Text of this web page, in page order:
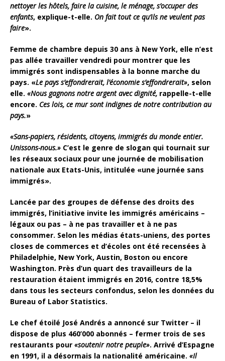
nettoyer les hôtels, faire la cuisine, le ménage, s’occuper des
enfants, explique-t-elle. On fait tout ce qu’ils ne veulent pas
faire».
Femme de chambre depuis 30 ans à New York, elle n’est
pas allée travailler vendredi pour montrer que les
immigrés sont indispensables à la bonne marche du
pays. «Le pays s’effondrerait, l’économie s’effondrerait», selon
elle. «Nous gagnons notre argent avec dignité, rappelle-t-elle
encore. Ces lois, ce mur sont indignes de notre contribution au
pays.»
«Sans-papiers, résidents, citoyens, immigrés du monde entier.
Unissons-nous.» C’est le genre de slogan qui tournait sur
les réseaux sociaux pour une journée de mobilisation
nationale aux Etats-Unis, intitulée «une journée sans
immigrés».
Lancée par des groupes de défense des droits des
immigrés, l’initiative invite les immigrés américains –
légaux ou pas – à ne pas travailler et à ne pas
consommer. Selon les médias états-uniens, des portes
closes de commerces et d’écoles ont été recensées à
Philadelphie, New York, Austin, Boston ou encore
Washington. Près d’un quart des travailleurs de la
restauration étaient immigrés en 2016, contre 18,5%
dans tous les secteurs confondus, selon les données du
Bureau of Labor Statistics.
Le chef étoilé José Andrés a annoncé sur Twitter – il
dispose de plus 460’000 abonnés – fermer trois de ses
restaurants pour «soutenir notre peuple». Arrivé d’Espagne
en 1991, il a désormais la nationalité américaine. «Il